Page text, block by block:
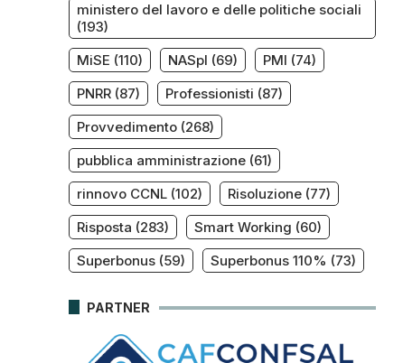
ministero del lavoro e delle politiche sociali
(193)
MiSE (110) NASpI (69) PMI (74)
PNRR(87) Professionisti (87)
Provvedimento(268)
pubblica amministrazione(61)
rinnovo CCNL(102) Risoluzione(77)
Risposta (283) Smart Working (60)
Superbonus(59) Superbonus 110% (73)
PARTNER